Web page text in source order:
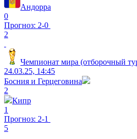
Андорра
0
Прогноз: 2-0
2
Чемпионат мира (отборочный
24.03.25, 14:45
Босния и Герцеговина
2
Кипр
1
Прогноз: 2-1
5